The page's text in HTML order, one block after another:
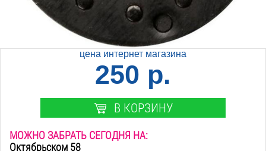
цена интернет магазина
250 р.
В КОРЗИНУ
МОЖНО ЗАБРАТЬ СЕГОДНЯ НА:
Октябрьском 58